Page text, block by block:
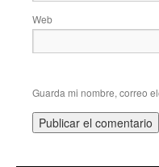
Web
Guarda mi nombre, correo